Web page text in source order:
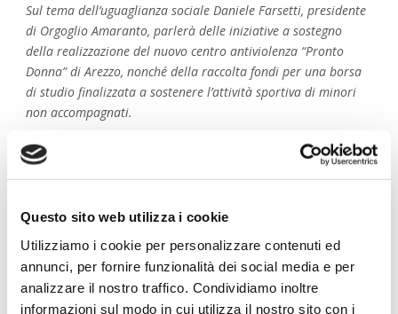
Questo sito web utilizza i cookie
Utilizziamo i cookie per personalizzare contenuti ed
annunci, per fornire funzionalità dei social media e per
analizzare il nostro traffico. Condividiamo inoltre
informazioni sul modo in cui utilizza il nostro sito con i
Sul tema dell’uguaglianza sociale Daniele Farsetti, presidente
di Orgoglio Amaranto, parlerà delle iniziative a sostegno
della realizzazione del nuovo centro antiviolenza “Pronto
Donna” di Arezzo, nonché della raccolta fondi per una borsa
di studio finalizzata a sostenere l’attività sportiva di minori
non accompagnati.
In “Calcio per tutti”, Simone Bernini, portavoce di
Millenovecentoquattro (Siena), racconterà delle iniziative che
occupa di attività sportiva per persone con disabilità. Un
le più recenti del network di SinC.
Per “Tutela e crescita dei giovani”, sarà Umberto Carboni